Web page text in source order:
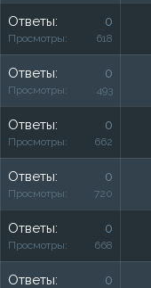
Ответы 0
Просмотры 618
Ответы 0
Просмотры 493
Ответы 0
Просмотры 662
Ответы 0
Просмотры 720
Ответы 0
Просмотры 668
Ответы 0